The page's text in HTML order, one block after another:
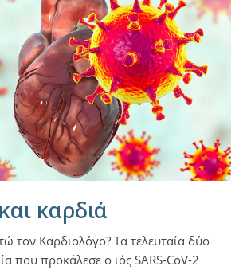
καρδιά
τον Καρδιολόγο? Τα τελευταία δύο
που προκάλεσε ο ιός SARS-CoV-2